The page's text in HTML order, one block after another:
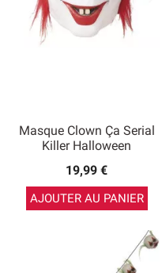
Masque Clown Ça Serial
Killer Halloween
19,99 €
AJOUTER AU PANIER